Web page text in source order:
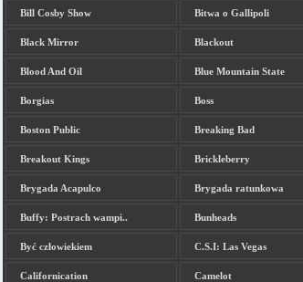
Bill Cosby Show Bitwa o Gallipoli
Black Mirror Blackout
Blood And Oil Blue Mountain State
Borgias Boss
Boston Public Breaking Bad
Breakout Kings Brickleberry
Brygada Acapulco Brygada ratunkowa
Buffy: Postrach wampi.. Bunheads
Być człowiekiem C.S.I: Las Vegas
Californication Camelot